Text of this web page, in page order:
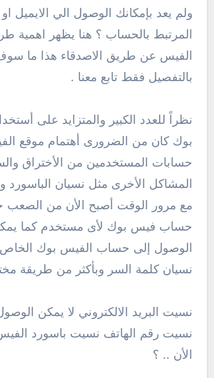
ولم يعد بإمكانك الوصول الي الايميل
المرتبط بالحساب ؟ هنا يظهر اهمية
الفيس عن طريق الاصدقاء هذا ما
بالتفصيل فقط تابع معنا .
نظراً للعدد الكبير والمتزايد على
بوك كان من الضرورى أهتمام موقع
حسابات المستخدمين من الأختراق
المشاكل الأخرى مثل نسيان الباسورد
مع مرور الوقت أصبح الأن من الصعب
حساب فيس بوك لأى مستخدم كما
الوصول إلى حساب الفيس بوك الخاص
نسيان كلمة السر وبأكثر من طريقة
نسيت البريد الالكتروني لا يمكن
نسيت رقم الهاتف نسيت باسورد
الأن .. ؟